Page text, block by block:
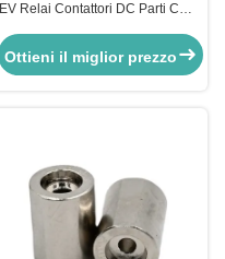
EV Relai Contattori DC Parti Core
CNC Torsione
Ottieni il miglior prezzo